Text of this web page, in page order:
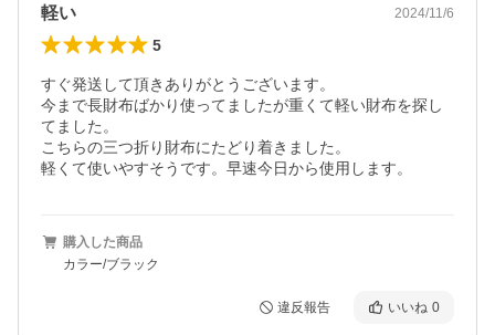
軽い 2024/11/6
5
すぐ発送して頂きありがとうございます。
今まで長財布ばかり使ってましたが重くて軽い財布を探し
てました。
こちらの三つ折り財布にたどり着きました。
購入した商品
カラー/ブラック
違反報告 いいね 0